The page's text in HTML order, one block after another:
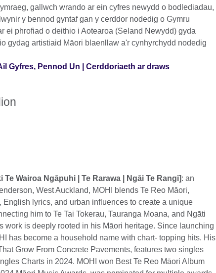
gallwch wrando ar ein cyfres newydd o bodlediadau,
y bennod gyntaf gan y cerddor nodedig o Gymru
ei phrofiad o deithio i Aotearoa (Seland Newydd) gyda
gydag artistiaid Māori blaenllaw a'r cynhyrchydd nodedig
Gyfres, Pennod Un | Cerddoriaeth ar draws
Wairoa Ngāpuhi | Te Rarawa | Ngāi Te Rangi]: an
West Auckland, MOHI blends Te Reo Māori,
lyrics, and urban influences to create a unique
him to Te Tai Tokerau, Tauranga Moana, and Ngāti
work is deeply rooted in his Māori heritage. Since launching
has become a household name with chart- topping hits. His
Grow From Concrete Pavements, features two singles
Charts in 2024. MOHI won Best Te Reo Māori Album